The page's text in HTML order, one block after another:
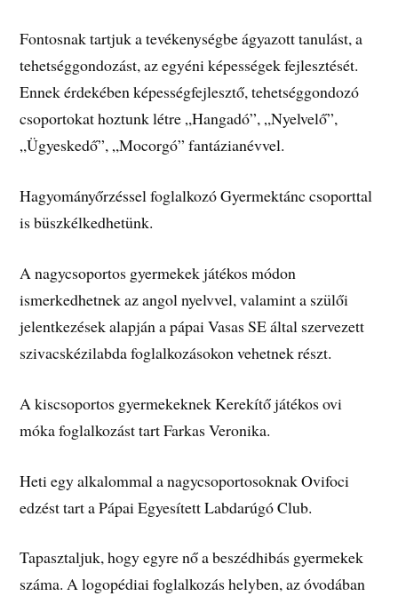
Fontosnak tartjuk a tevékenységbe ágyazott tanulást, a
tehetséggondozást, az egyéni képességek fejlesztését.
Ennek érdekében képességfejlesztő, tehetséggondozó
csoportokat hoztunk létre „Hangadó”, „Nyelvelő”,
„Ügyeskedő”, „Mocorgó” fantázianévvel.
Hagyományőrzéssel foglalkozó Gyermektánc csoporttal
is büszkélkedhetünk.
A nagycsoportos gyermekek játékos módon
ismerkedhetnek az angol nyelvvel, valamint a szülői
jelentkezések alapján a pápai Vasas SE által szervezett
szivacskézilabda foglalkozásokon vehetnek részt.
A kiscsoportos gyermekeknek Kerekítő játékos ovi
móka foglalkozást tart Farkas Veronika.
Heti egy alkalommal a nagycsoportosoknak Ovifoci
edzést tart a Pápai Egyesített Labdarúgó Club.
Tapasztaljuk, hogy egyre nő a beszédhibás gyermekek
száma. A logopédiai foglalkozás helyben, az óvodában